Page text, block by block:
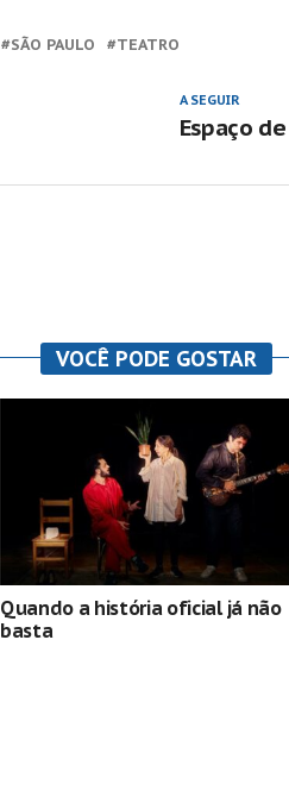
SÃO PAULO TEATRO
A SEGUIR
Espaço
VOCÊ PODE GOSTAR
Quando a história oficial já não
basta